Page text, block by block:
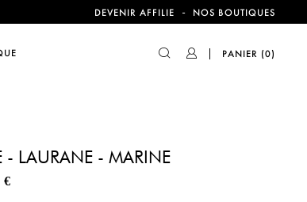
DEVENIR AFFILIE - NOS BOUTIQUES
PANIER (0)
- LAURANE - MARINE
€